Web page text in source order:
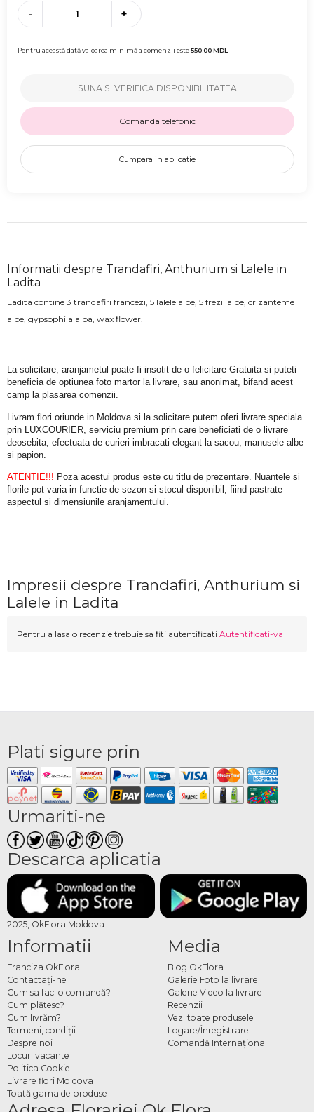
- +
Pentru această dată valoarea minimă a comenzii este550.00MDL
SUNA SI VERIFICA DISPONIBILITATEA
Comanda telefonic
Cumpara in aplicatie
Informatii despre Trandafiri, Anthurium si Lalele in
Ladita
Ladita contine 3 trandafiri francezi, 5 lalele albe, 5 frezii albe, crizanteme
albe, gypsophila alba, wax flower.
La solicitare, aranjametul poate fi insotit de o felicitare Gratuita si puteti
beneficia de optiunea foto martor la livrare, sau anonimat, bifand acest
camp la plasarea comenzii.
Livram flori oriunde in Moldova si la solicitare putem oferi livrare speciala
prin LUXCOURIER, serviciu premium prin care beneficiati de o livrare
deosebita, efectuata de curieri imbracati elegant la sacou, manusele albe
si papion.
ATENTIE!!! Poza acestui produs este cu titlu de prezentare. Nuantele si
florile pot varia in functie de sezon si stocul disponibil, fiind pastrate
aspectul si dimensiunile aranjamentului.
Impresii despre Trandafiri, Anthurium si
Lalele in Ladita
Pentru a lasa o recenzie trebuie sa fiti autentificati Autentificati-va
Plati sigure prin
Urmariti-ne
Descarca aplicatia
2025, OkFlora Moldova
Informatii
Franciza OkFlora
Contactaţi-ne
Cum sa faci o comandă?
Cum plătesc?
Cum livrăm?
Termeni, condiţii
Despre noi
Locuri vacante
Politica Cookie
Livrare flori Moldova
Toată gama de produse
Media
Blog OkFlora
Galerie Foto la livrare
Galerie Video la livrare
Recenzii
Vezi toate produsele
Logare/Înregistrare
Comandă Internațional